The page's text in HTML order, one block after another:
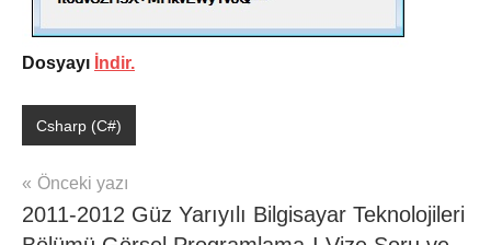
Dosyayı İndir.
csharp
Şifreleme,
Csharp (C#)
Yazı
gezinmesi
Önceki yazı
2011-2012 Güz Yarıyılı Bilgisayar Teknolojileri